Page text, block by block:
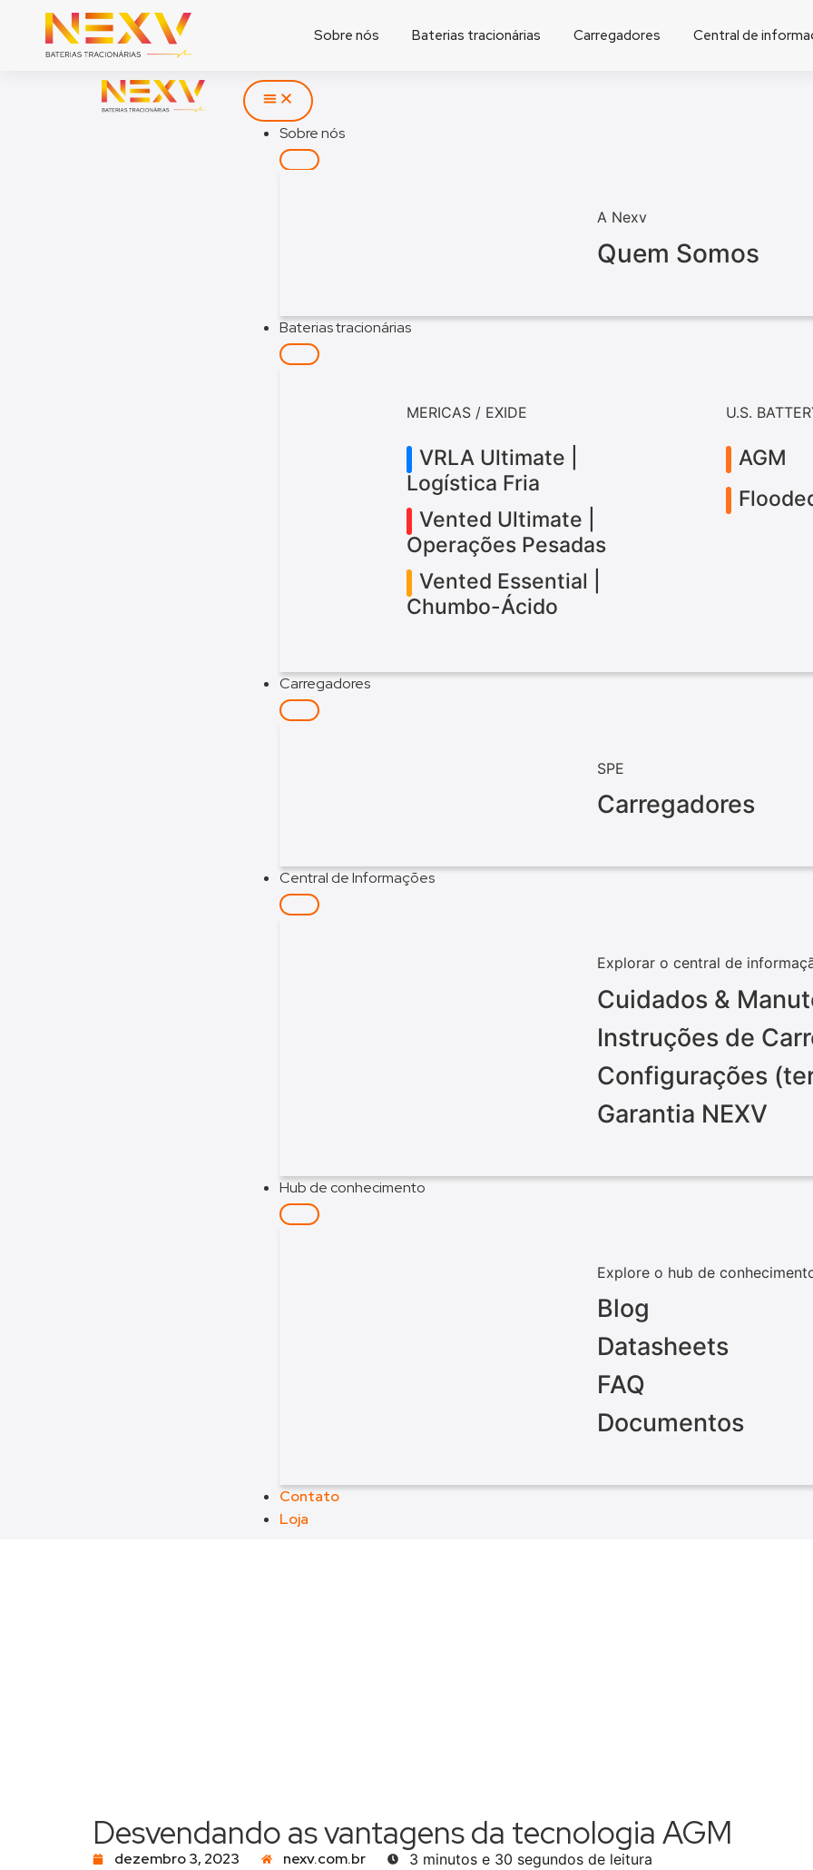
Sobre nós Baterias tracionárias Carregadores Central de
Sobre nós
A Nexv
Quem Somos
Baterias tracionárias
MERICAS / EXIDE
VRLA Ultimate |
Logística Fria
Vented Ultimate |
Operações Pesadas
Vented Essential |
Chumbo-Ácido
U.S.
AGM
Carregadores
SPE
Carregadores
Central de Informações
Explorar o central de
Cuidados &
Instruções de
Configurações
Garantia NEXV
Hub de conhecimento
Explore o hub de
Blog
Datasheets
FAQ
Documentos
Contato
Loja
Desvendando as vantagens da tecnologia AGM
dezembro 3, 2023 nexv.com.br 3 minutos e 30 segundos de leitura